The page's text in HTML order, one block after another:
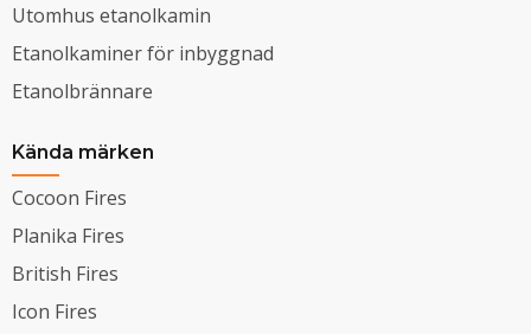
Utomhus etanolkamin
Etanolkaminer för inbyggnad
Etanolbrännare
Kända märken
Cocoon Fires
Planika Fires
British Fires
Icon Fires